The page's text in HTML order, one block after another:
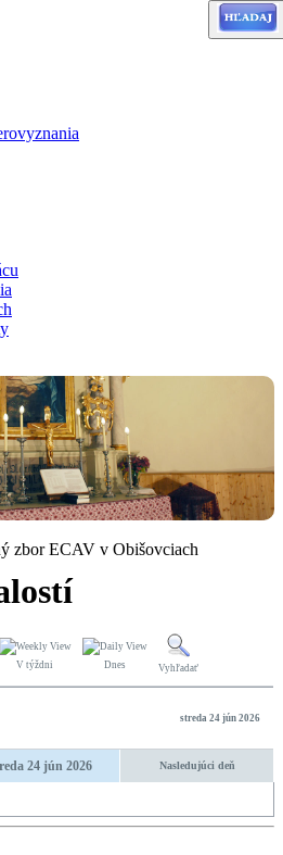
zbor ECAV v Obišovciach
V týždni Dnes Vyhľadať
streda 24 jún 2026
24 jún 2026 Nasledujúci deň